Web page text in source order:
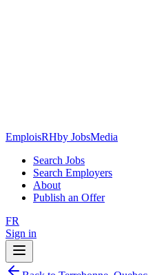
EmploisRHby JobsMedia
Search Jobs
Search Employers
About
Publish an Offer
FR
Sign in